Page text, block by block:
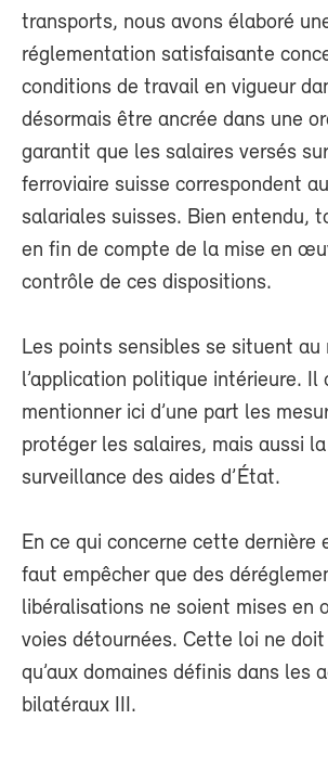
transports, nous avons élaboré
réglementation satisfaisante
conditions de travail en vigueur
désormais être ancrée dans une
garantit que les salaires versés
ferroviaire suisse correspondent
salariales suisses. Bien entendu,
en fin de compte de la mise en
contrôle de ces dispositions.
Les points sensibles se situent au
l’application politique intérieure. Il
mentionner ici d’une part les
protéger les salaires, mais aussi
surveillance des aides d’État.
En ce qui concerne cette dernière
faut empêcher que des
libéralisations ne soient mises en
voies détournées. Cette loi ne doit
qu’aux domaines définis dans les
bilatéraux III.